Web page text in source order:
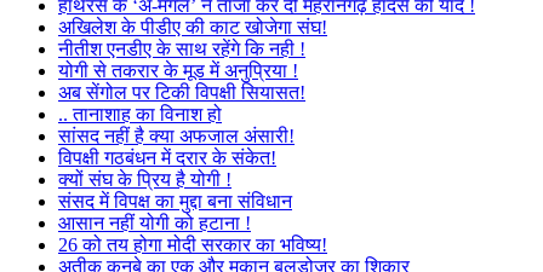
हाथरस के ‘अ-मंगल’ ने ताजा कर दी मेहरानगढ़ हादसे की याद !
अखिलेश के पीडीए की काट खोजेगा संघ!
नीतीश एनडीए के साथ रहेंगे कि नही !
योगी से तकरार के मूड में अनुप्रिया !
अब सेंगोल पर टिकी विपक्षी सियासत!
.. तानाशाह का विनाश हो
सांसद नहीं है क्या अफजाल अंसारी!
विपक्षी गठबंधन में दरार के संकेत!
क्यों संघ के प्रिय है योगी !
संसद में विपक्ष का मुद्दा बना संविधान
आसान नहीं योगी को हटाना !
26 को तय होगा मोदी सरकार का भविष्य!
अतीक कुनबे का एक और मकान बुलडोजर का शिकार